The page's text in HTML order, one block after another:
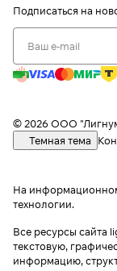
Подписаться на
© 2026 ООО
Темная тема
На
технологии.
Все ресурсы сайта
текстовую,
информацию,